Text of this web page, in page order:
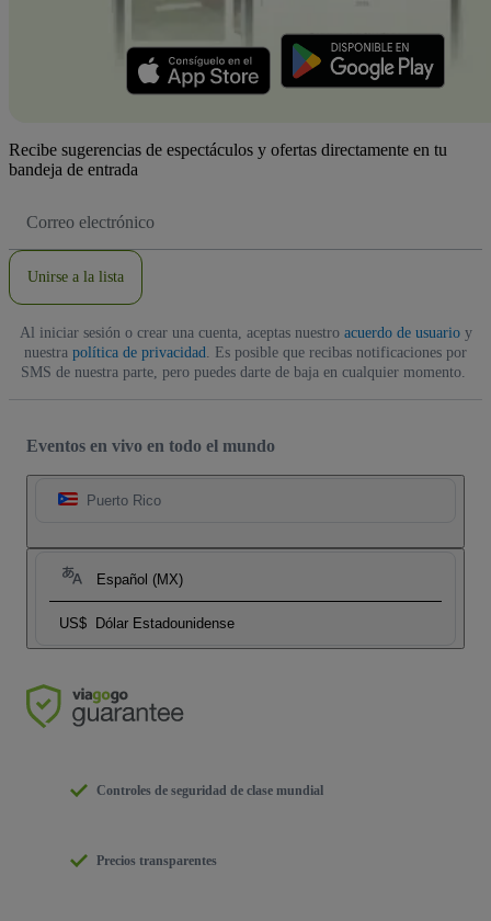
Recibe sugerencias de espectáculos y ofertas directamente en tu
bandeja de entrada
de
Unirse a la lista
Al iniciar sesión o crear una cuenta, aceptas nuestro acuerdo de usuarioy
nuestra política de privacidad
. Es posible que recibas notificaciones por
SMS de nuestra parte, pero puedes darte de baja en cualquier momento.
Eventos en vivo en todo el mundo
Puerto Rico
Español (MX)
US$ Dólar Estadounidense
Controles de seguridad de clase mundial
Precios transparentes